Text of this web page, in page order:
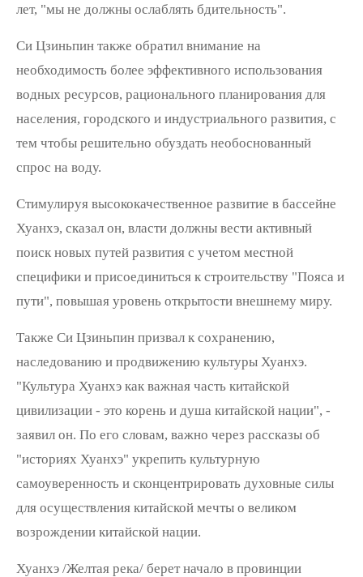
лет, "мы не должны ослаблять бдительность".
Си Цзиньпин также обратил внимание на
необходимость более эффективного использования
водных ресурсов, рационального планирования для
населения, городского и индустриального развития, с
тем чтобы решительно обуздать необоснованный
спрос на воду.
Стимулируя высококачественное развитие в бассейне
Хуанхэ, сказал он, власти должны вести активный
поиск новых путей развития с учетом местной
специфики и присоединиться к строительству "Пояса и
пути", повышая уровень открытости внешнему миру.
Также Си Цзиньпин призвал к сохранению,
наследованию и продвижению культуры Хуанхэ.
"Культура Хуанхэ как важная часть китайской
цивилизации - это корень и душа китайской нации", -
заявил он. По его словам, важно через рассказы об
"историях Хуанхэ" укрепить культурную
самоуверенность и сконцентрировать духовные силы
для осуществления китайской мечты о великом
возрождении китайской нации.
Хуанхэ /Желтая река/ берет начало в провинции